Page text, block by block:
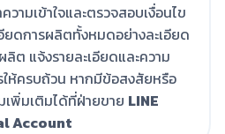
วามเข้าใจและตรวจสอบเงื่อนไข
ยดการผลิตทั้งหมดอย่างละเอียด
ต แจ้งรายละเอียดและความ
ให้ครบถ้วน หากมีข้อสงสัยหรือ
เพิ่มเติมได้ที่ฝ่ายขาย LINE
Account